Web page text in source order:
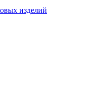
изделий